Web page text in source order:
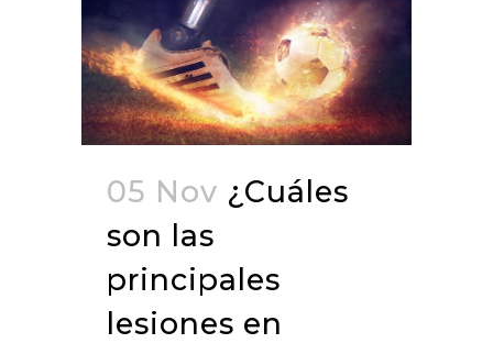
05 Nov ¿Cuáles
son las
principales
lesiones en